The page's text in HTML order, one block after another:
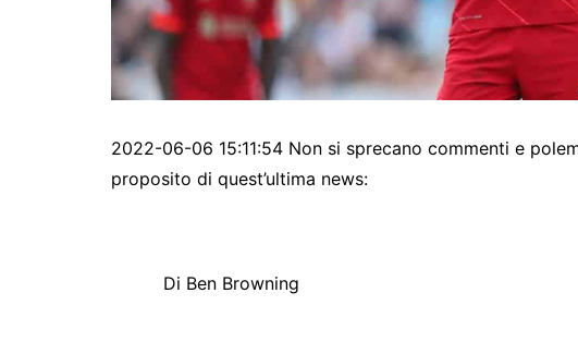
2022-06-06 15:11:54 Non si sprecano commenti e
proposito di quest’ultima news:
Di Ben Browning